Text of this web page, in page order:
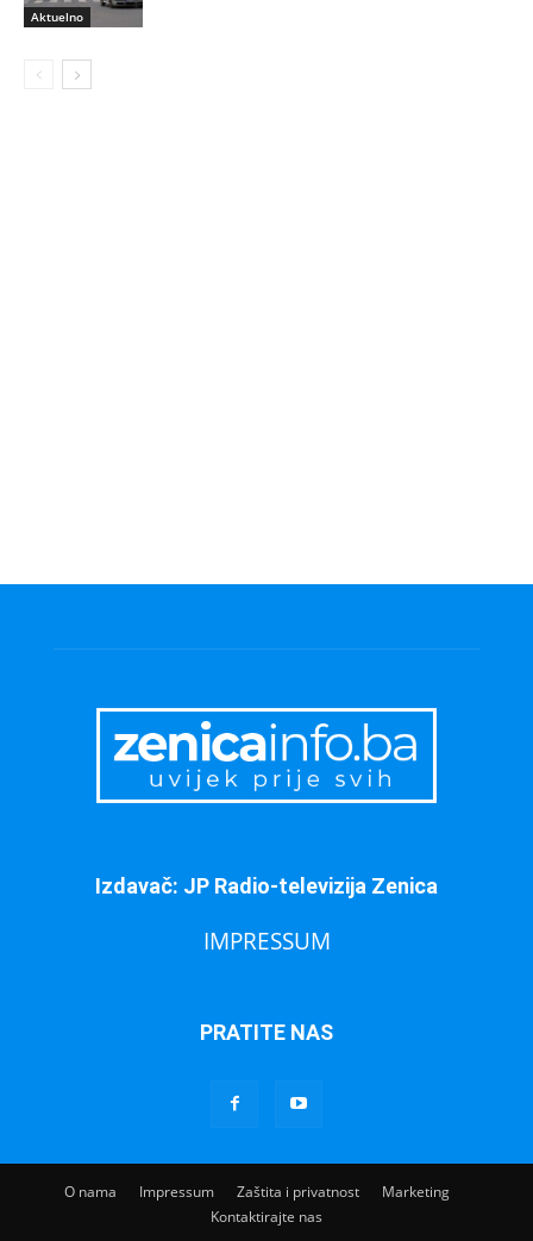
Aktuelno
Izdavač: JP Radio-televizija Zenica
IMPRESSUM
PRATITE NAS
O nama Impressum Zaštita i privatnost
Marketing
Kontaktirajte nas